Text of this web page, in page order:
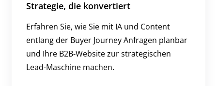
Strategie, die konvertiert
Erfahren Sie, wie Sie mit IA und Content
entlang der Buyer Journey Anfragen planbar
und Ihre B2B-Website zur strategischen
Lead-Maschine machen.